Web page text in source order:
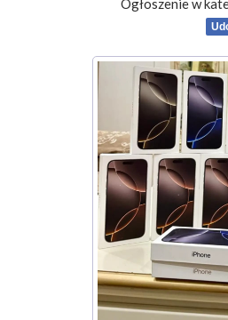
Ogłoszenie w